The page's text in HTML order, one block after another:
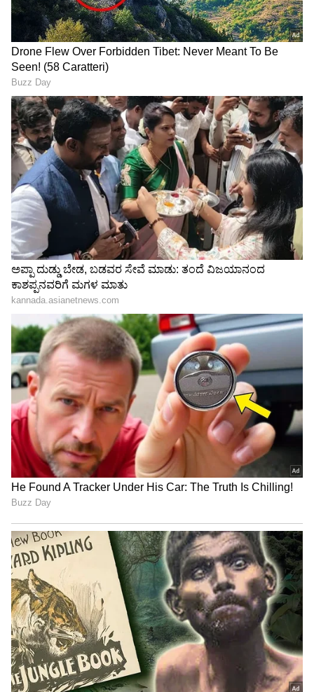
ನಾಣ್ಯದ ಬ್ಯಾಗ್ ನೋಡಿ ಶೋ ರೂಂ ಸಿಬ್ಬಂದಿಗಳು
ದಂಗಾದಿದ್ದಾರೆ. ನಾಣ್ಯವನ್ನು ಬ್ಯಾಂಕ್‌ನಲ್ಲಿ ನೀಡಿ ನೋಟು
ಮಾಡಿಕೊಂಡು ಬಂದು ಬೈಕ್ ಖರೀದಿಸುವಂತೆ ಸೂಚಿಸಿದ್ದಾರೆ.
ಈ ಮಾತನ್ನು ನಿರಾಕರಿಸಿದ ಬೂಬತಿ ಇದೇ ನಾಣ್ಯ ಸ್ವೀಕರಿಸಿ
ಬೈಕ್ ನೀಡುವಂತೆ ಮನವಿ ಮಾಡಿದ್ದಾನೆ. ಬಳಿಕ ಬ್ಯಾಗ್‌ನಲ್ಲಿ
ತಂದ ನಾಣ್ಯಗಳನ್ನು ಶೋ ರೂಂನಲ್ಲಿ ಸುರಿದಿದ್ದಾನೆ.
ಬ್ಯಾಂಕ್‌ನ ಐವರು ಸಿಬ್ಬಂದಿ ಹಾಗೂ ಬೂಬತಿಯ ನಾಲ್ವರು
ಗೆಳೆಯರು ಸೇರಿ ನಾಣ್ಯ ಎಣಿಕೆ ಆರಂಭಿಸಿದ್ದಾರೆ. ಸತತ 10
ಗಂಟೆಗಳ ಕಾಲ ನಾಣ್ಯ ಎಣಿಕೆ ಮಾಡಿದ್ದಾರೆ. 2.6 ಲಕ್ಷ
ರೂಪಾಯಿ ನಾಣ್ಯ ಎಣಿಕೆ ಮಾಡಿ ಬೂಬತಿಗೆ ಬಜಾಜ್
ಡೋಮಿನಾರ್ 400 ಬೈಕ್ ನೀಡಿದ್ದಾರೆ. ಸಂಪೂರ್ಣ ನಗದು
ನೀಡಿ ಬೈಕ್ ಖರೀದಿಸಿದ ಬೂಬತಿ ಸಂತೋಷಕ್ಕೆ ಪಾರವೇ
ಇರಲಿಲ್ಲ.ಮೂರು ವರ್ಷಗಳಿಂದ ಒಂದು ರೂಪಾಯಿ
ನಾಣ್ಯಗಳನ್ನೇ ಕಲೆ ಹಾಕಿ ಇದೀಗ ಬೈಕ್ ಖರೀದಿಸಲಾಗಿದೆ. ಈ
ಮೂಕ ತನ್ನ ಕನಸನ್ನು ಸಾಕಾರಗೊಳಿಸಿದ್ದಾನೆ. ಇದೀಗ
ಸಾಮಾಜಿಕ ಜಾಲತಾಣಗಳಲ್ಲಿ ವಿ ಬೂಬತಿ ವೈರಲ್ ಆಗಿದ್ದಾನೆ.
ಬಜಾಜ್‌, ಏಥರ್‌ಗೆ ನಡುಕ; ಒಂದೇ
ತಿಂಗಳಲ್ಲಿ 55 ಸಾವಿರ ಎಲೆಕ್ಟ್ರಿಕ್‌
ಸ್ಕೂಟರ್‌ ಮಾರಿ ದಾಖಲೆ ಬರೆದ
ಕಂಪನಿ!
ಬಿಸಿಲಿನಲ್ಲಿ ಇಟ್ರೆ ಜಾರ್ಜ್ ಆಗುತ್ತೆ,
ಮಾರ್ಕೆಟ್ ಗೆ ಬರ್ತಿದೆ ಸೋಲಾರ್
ಸ್ಕೂಟರ್
LATEST VIDEOS
"ರಾಜಕೀಯ ಬೇಡ, ಸಿನಿಮಾನೇ ಪ್ರಾಣ":
ಕನಕೋತ್ಸವದಲ್ಲಿ ರಿಷಬ್ ಶೆಟ್ಟಿ | Rishab
Shetty speech | Suvarna News
ಶೇ.50 ರಿಂದ ಶೇ.18 ಕ್ಕೆ TAX ಇಳಿಕೆ: ಮೋದಿ-
ಟ್ರಂಪ್ ಐತಿಹಾಸಿಕ ಒಪ್ಪಂದ | India US
Trade Deal | Party Rounds